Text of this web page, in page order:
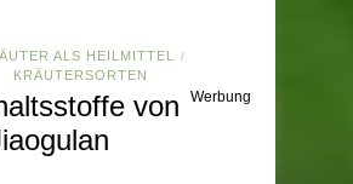
ALS HEILMITTEL /
KRÄUTERSORTEN
von
Werbung